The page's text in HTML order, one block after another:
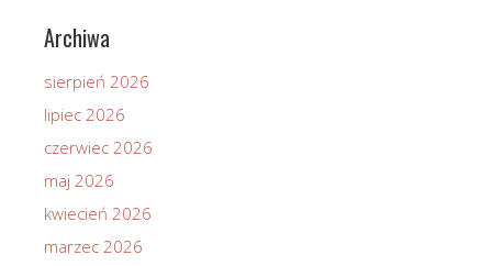
Archiwa
sierpień 2026
lipiec 2026
czerwiec 2026
maj 2026
kwiecień 2026
marzec 2026